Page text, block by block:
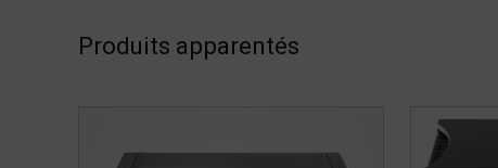
Produits apparentés